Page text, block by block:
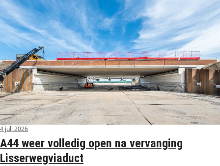
4 juli 2026
A44 weer volledig open na vervanging
Lisserwegviaduct